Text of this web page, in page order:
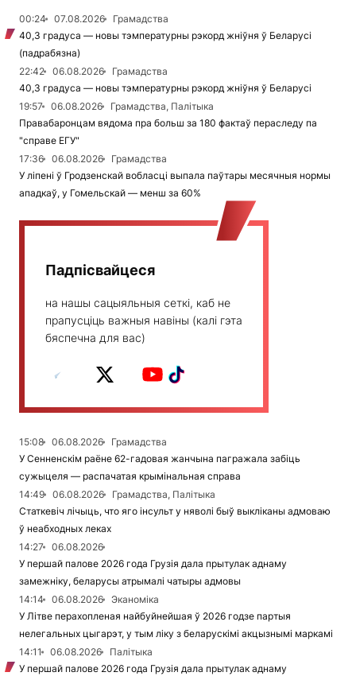
00:24 07.08.2026
Грамадства
40,3 градуса — новы тэмпературны рэкорд жніўня ў Беларусі
(падрабязна)
22:42
06.08.2026
Грамадства
40,3 градуса — новы тэмпературны рэкорд жніўня ў Беларусі
19:57
06.08.2026
Грамадства, Палітыка
Правабаронцам вядома пра больш за 180 фактаў пераследу па
"справе ЕГУ"
17:36
06.08.2026
Грамадства
У ліпені ў Гродзенскай вобласці выпала паўтары месячныя нормы
ападкаў, у Гомельскай — менш за 60%
Падпісвайцеся
на нашы сацыяльныя сеткі, каб не
прапусціць важныя навіны (калі гэта
бяспечна для вас)
15:08 06.08.2026
Грамадства
У Сенненскім раёне 62-гадовая жанчына пагражала забіць
сужыцеля — распачатая крымінальная справа
14:49
06.08.2026
Грамадства, Палітыка
Статкевіч лічыць, что яго інсульт у няволі быў выкліканы адмоваю
ў неабходных леках
14:27
06.08.2026
У першай палове 2026 года Грузія дала прытулак аднаму
замежніку, беларусы атрымалі чатыры адмовы
14:14
06.08.2026
Эканоміка
У Літве перахопленая найбуйнейшая ў 2026 годзе партыя
нелегальных цыгарэт, у тым ліку з беларускімі акцызнымі маркамі
14:11
06.08.2026
Палітыка
У першай палове 2026 года Грузія дала прытулак аднаму